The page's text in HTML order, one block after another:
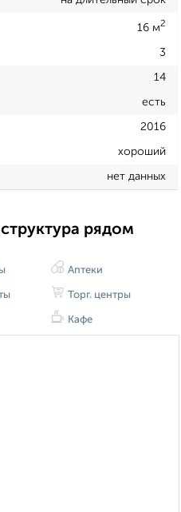
16 м2
3
14
есть
2016
хороший
нет данных
рядом
Аптеки
Торг. центры
Кафе